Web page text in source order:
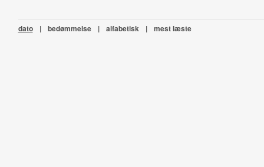
dato | bedømmelse | alfabetisk | mest læste